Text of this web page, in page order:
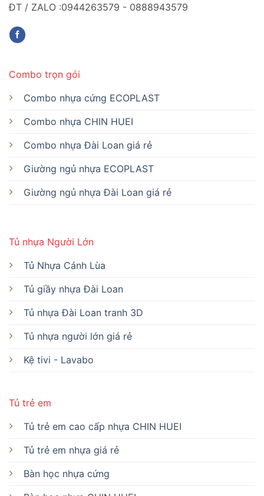
ĐT / ZALO :0944263579 - 0888943579
Tủ nhựa Người Lớn
Tủ Nhựa Cánh Lùa
Tủ giầy nhựa Đài Loan
Tủ nhựa Đài Loan tranh 3D
Tủ nhựa người lớn giá rẻ
Kệ tivi - Lavabo
Tủ trẻ em
Tủ trẻ em cao cấp nhựa CHIN HUEI
Tủ trẻ em nhựa giá rẻ
Bàn học nhựa cứng
Combo trọn gói
Combo nhựa cứng ECOPLAST
Combo nhựa CHIN HUEI
Combo nhựa Đài Loan giá rẻ
Giường ngủ nhựa ECOPLAST
Giường ngủ nhựa Đài Loan giá rẻ